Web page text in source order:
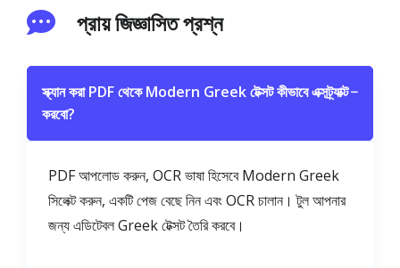
প্রায় জিজ্ঞাসিত প্রশ্ন
স্ক্যান করা PDF থেকে Modern Greek টেক্সট কীভাবে এক্সট্র্যাক্ট
করবো?
−
PDF আপলোড করুন, OCR ভাষা হিসেবে Modern Greek
সিলেক্ট করুন, একটি পেজ বেছে নিন এবং OCR চালান। টুল আপনার
জন্য এডিটেবল Greek টেক্সট তৈরি করবে।